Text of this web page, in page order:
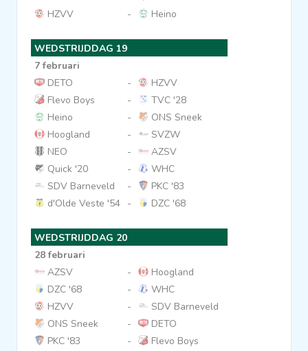
HZVV
- Heino
WEDSTRIJDDAG 19
7 februari
DETO
-
HZVV
Flevo Boys
-
TVC '28
Heino
-
ONS Sneek
Hoogland
-
SVZW
NEO
-
AZSV
Quick '20
-
WHC
SDV Barneveld
-
PKC '83
d'Olde Veste '54 - DZC '68
WEDSTRIJDDAG 20
28 februari
AZSV
-
Hoogland
DZC '68
-
WHC
HZVV
-
SDV Barneveld
ONS Sneek
-
DETO
PKC '83
-
Flevo Boys